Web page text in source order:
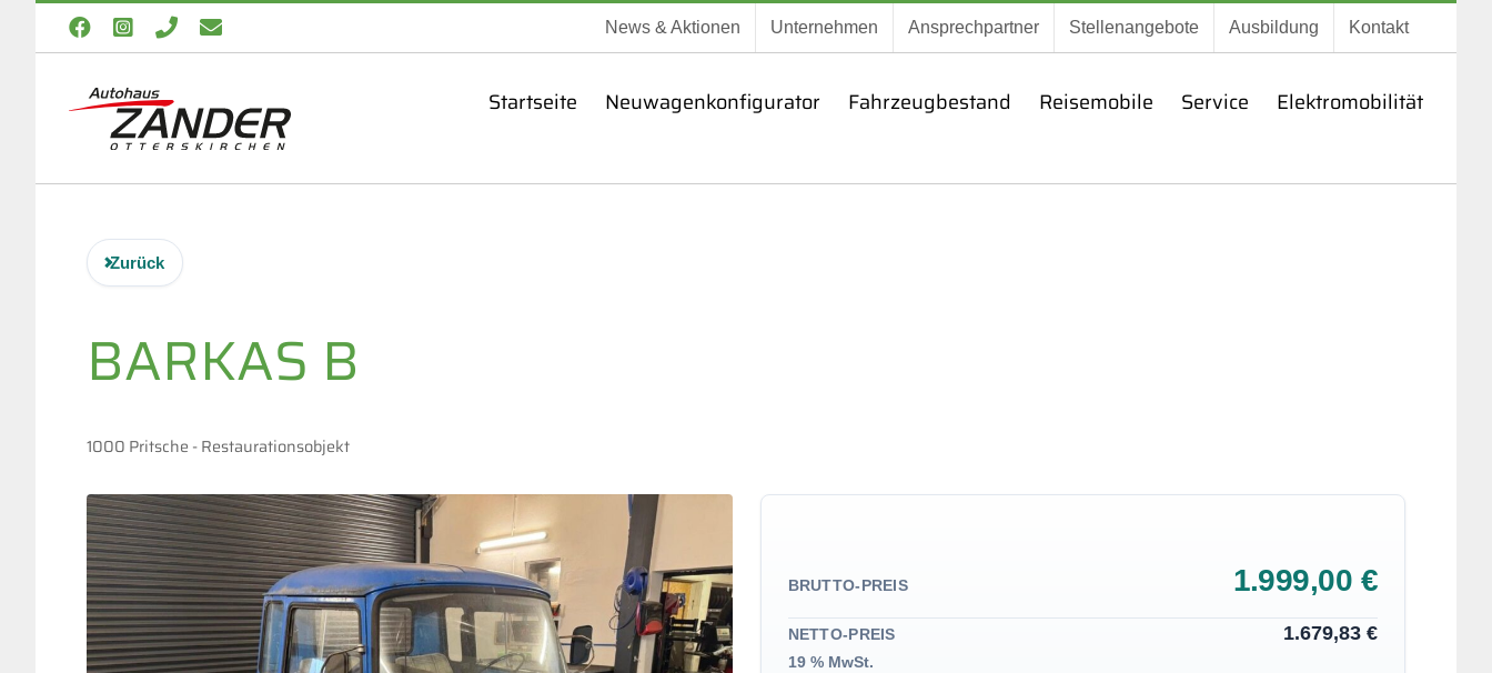
springen
FacebookInstagram
Telefon
E-
Mail
News & Aktionen Unternehmen Ansprechpartner Stellenangebote Ausbildung Kontakt
Startseite Neuwagenkonfigurator Fahrzeugbestand Reisemobile Service Elektromobilität
Zurück
BARKAS B
1000 Pritsche - Restaurationsobjekt
BRUTTO-PREIS 1.999,00 €
NETTO-PREIS 1.679,83 €
19 % MwSt.